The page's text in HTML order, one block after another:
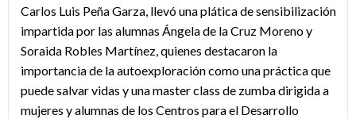
Carlos Luis Peña Garza, llevó una plática de sensibilización
impartida por las alumnas Ángela de la Cruz Moreno y
Soraida Robles Martínez, quienes destacaron la
importancia de la autoexploración como una práctica que
puede salvar vidas y una master class de zumba dirigida a
mujeres y alumnas de los Centros para el Desarrollo